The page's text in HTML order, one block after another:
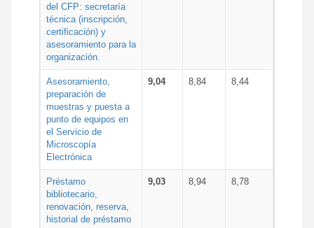
del CFP: secretaría
técnica (inscripción,
certificación) y
asesoramiento para la
organización.
Asesoramiento,
preparación de
muestras y puesta a
punto de equipos en
el Servicio de
Microscopía
Electrónica
9,04 8,84 8,44
Préstamo
bibliotecario,
renovación, reserva,
historial de préstamo
9,03 8,94 8,78